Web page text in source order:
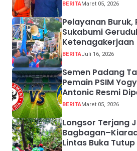
BERITAMaret 05, 2026
Pelayanan Buruk,
Sukabumi
Ketenagakerjaan
BERITAJuli 16, 2026
Semen Padang
Pemain PSIM
Antonic Resmi
BERITAMaret 05, 2026
Longsor Terjang
Lintas Buka Tutup